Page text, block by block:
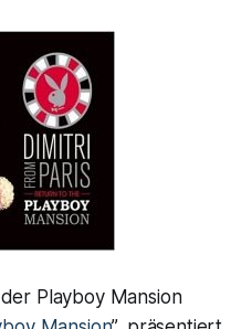
Playboy Mansion